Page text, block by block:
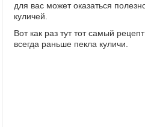
для вас может оказаться
куличей.
Вот как раз тут тот самый
всегда раньше пекла куличи.